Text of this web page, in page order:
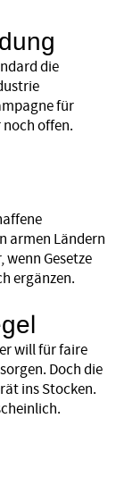
die
für
offen.
armen Ländern
wenn Gesetze
ergänzen.
will für faire
Doch die
ins Stocken.